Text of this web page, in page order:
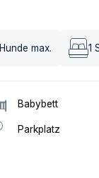
Hunde max. 1
Babybett
Parkplatz